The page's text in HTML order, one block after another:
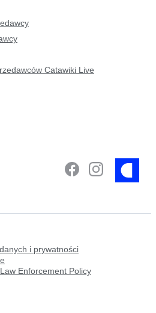
Catawiki Live
i prywatności
Enforcement Policy